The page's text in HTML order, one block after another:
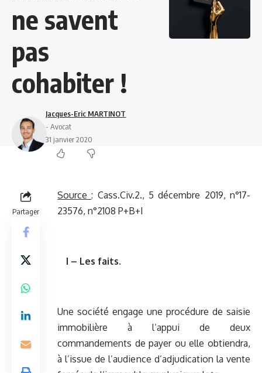
ne savent
pas
cohabiter !
Jacques-Eric MARTINOT
- Avocat
31 janvier 2020
Partager
Source: Cass.Civ.2., 5 décembre 2019, n°17-
23576, n°2108 P+B+I
I – Les faits.
Une société engage une procédure de saisie
immobilière à l’appui de deux
commandements de payer ou elle obtiendra,
à l’issue de l’audience d’adjudication la vente